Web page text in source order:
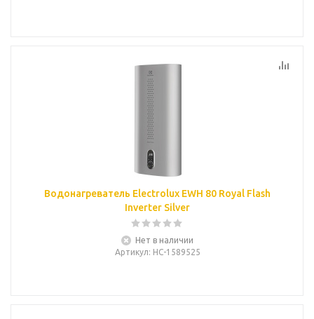
Водонагреватель Electrolux EWH 80 Royal Flash
Inverter Silver
Нет в наличии
Артикул: НС-1589525